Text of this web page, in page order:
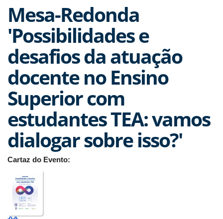
Mesa-Redonda
'Possibilidades e
desafios da atuação
docente no Ensino
Superior com
estudantes TEA: vamos
dialogar sobre isso?'
Cartaz do Evento: